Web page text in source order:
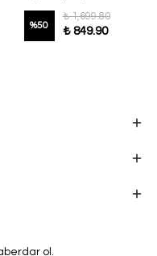
%50
₺ 1,699.80
₺ 849.90
ol.